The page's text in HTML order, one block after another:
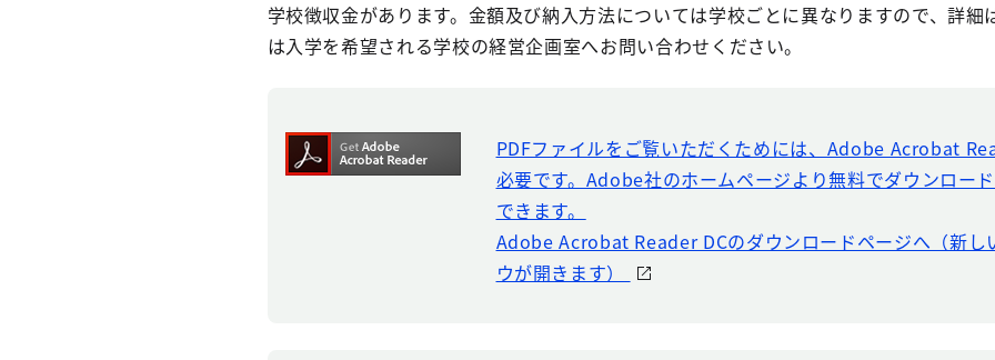
学校徴収金があります。金額及び納入方法については学校ごとに異なりますので、詳細
は入学を希望される学校の経営企画室へお問い合わせください。
PDFファイルをご覧いただくためには、Adobe Acrobat
必要です。Adobe社のホームページより無料でダウンロー
できます。
Adobe Acrobat Reader DCのダウンロードページへ（新し
ウが開きます）